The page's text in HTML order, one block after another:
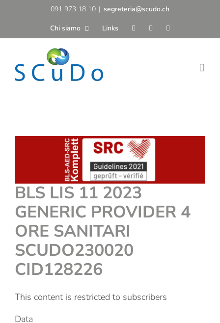
091 973 18 10 | segreteria@scudo.ch
Chi siamo Links
BLS LIS 11 2023
GENERIC PROVIDER 4
ORE SANITARI
SCUDO230020
CID128226
This content is restricted to subscribers
Data